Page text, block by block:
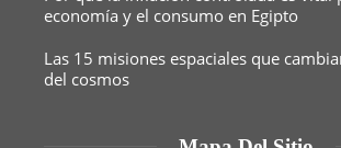
economía y el consumo en Egipto
Las 15 misiones espaciales que
del cosmos